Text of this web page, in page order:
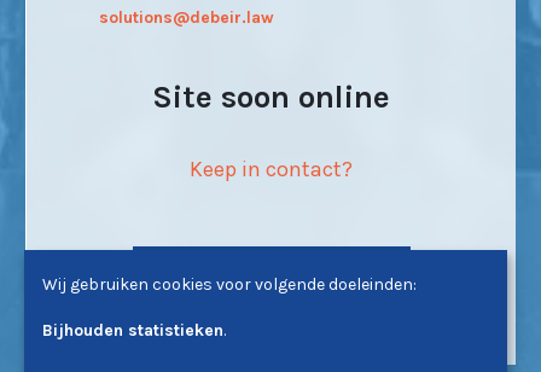
solutions@debeir.law
Site soon online
Keep in contact?
Wij gebruiken cookies voor volgende doeleinden:
Bijhouden statistieken.